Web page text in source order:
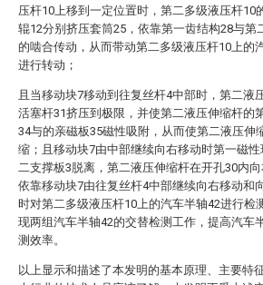
压杆10上移到一定位置时，第二多级液压杆10
辊12分别挤压套筒25，依靠第一齿结构28与第
的啮合传动，从而带动第二多级液压杆10上的
进行转动；
且当移动块7移动到往复丝杆4中部时，第二液
活塞杆31挤压到极限，并使第二液压伸缩杆的
34与的亲磁板35磁性吸附，从而使第二液压伸
缩；且移动块7由中部继续向右移动时第一磁性
二支撑板3脱离，第二液压伸缩杆在开孔30内向
依靠移动块7由往复丝杆4中部继续向右移动和
时对第二多级液压杆10上的汽车半轴42进行检
现两组汽车半轴42的交替检测工作，提高汽车
测效率。
以上显示和描述了本发明的基本原理、主要特